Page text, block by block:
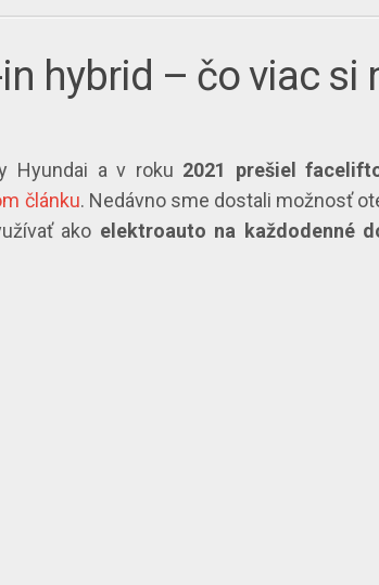
hybrid – čo viac si
Hyundai a v roku 2021 prešiel
článku. Nedávno sme dostali možnosť
ako elektroauto na každodenné